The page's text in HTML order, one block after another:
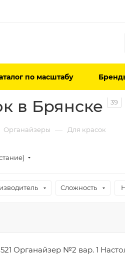
по масштабу
в Брянске 39
Органайзеры — Для красок
Сложность
Органайзер №2 вар. 1